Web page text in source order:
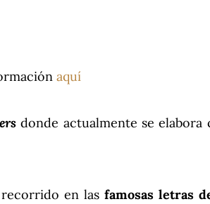
aquí
donde actualmente se elabora
en las famosas letras